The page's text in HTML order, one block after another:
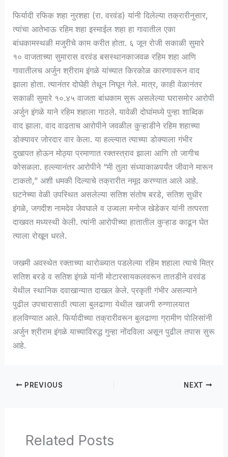
फिर्यादी रफिक शहा नुरशहा (रा. वरवंड) यांनी दिलेल्या तक्रारीनुसार,
त्यांचा आतेभाऊ रहिम शहा इस्माईल शहा हा गावातील एका
बांधकामस्थळी मजुरीचे काम करीत होता. ६ जून रोजी सकाळी सुमारे
१० वाजताच्या सुमारास वरवंड बसस्थानकाजवळ रहिम शहा आणि
गावातीलच अर्जुन श्रीराम इंगळे यांच्यात किरकोळ कारणावरून वाद
झाला होता. त्यानंतर दोघेही तेथून निघून गेले. मात्र, काही वेळानंतर
सकाळी सुमारे १०.४५ वाजता बांधकाम सुरू असलेल्या घरासमोर आरोपी
अर्जुन इंगळे याने रहिम शहाला गाठले. यावेळी दोघांमध्ये पुन्हा शाब्दिक
वाद झाला. वाद वाढताच आरोपीने जवळील कुऱ्हाडीने रहिम शहाच्या
डोक्यावर जोरदार वार केला. या हल्ल्यात त्याच्या डोक्याला गंभीर
दुखापत होऊन मोठ्या प्रमाणात रक्तस्त्राव झाला आणि तो जागीच
कोसळला. हल्ल्यानंतर आरोपीने “मी तुला संध्याकाळपर्यंत जीवाने मारून
टाकतो,” अशी धमकी दिल्याचे तक्रारीत नमूद करण्यात आले आहे.
घटनेच्या वेळी उपस्थित असलेल्या सतिश संतोष बरडे, सतिश सुधीर
इंगळे, जगदीश नामदेव जेवघाले व उज्वला मनोज खेडेकर यांनी तत्परता
दाखवत मध्यस्थी केली. त्यांनी आरोपीच्या हातातील कुऱ्हाड काढून घेत
त्याला रोखून धरले.
जखमी अवस्थेत रक्ताच्या थारोळ्यात पडलेल्या रहिम शहाला त्याचे मित्र
सतिश बरडे व सतिश इंगळे यांनी मोटारसायकलवरून तातडीने वरवंड
येथील स्थानिक दवाखान्यात दाखल केले. प्रकृती गंभीर असल्याने
पुढील उपचारासाठी त्याला बुलढाणा येथील खाजगी रुग्णालयात
हलविण्यात आले. फिर्यादीच्या तक्रारीवरून बुलढाणा ग्रामीण पोलिसांनी
अर्जुन श्रीराम इंगळे याच्याविरुद्ध गुन्हा नोंदविला असून पुढील तपास सुरू
आहे.
PREVIOUS NEXT
Related Posts